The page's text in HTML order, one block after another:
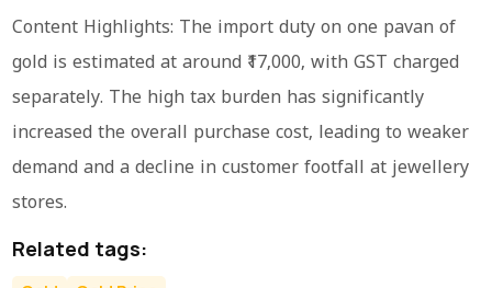
Content Highlights: The import duty on one pavan of
gold is estimated at around ₹17,000, with GST charged
separately. The high tax burden has significantly
increased the overall purchase cost, leading to weaker
demand and a decline in customer footfall at jewellery
stores.
Related tags: